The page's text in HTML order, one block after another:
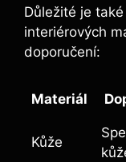
Důležité je
interiérových
doporučení:
Materiál
Kůže